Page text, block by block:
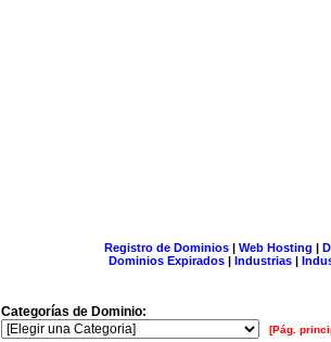
Registro de Dominios| Web Hosting |
Dominios Expirados | Industrias |
Categorías de Dominio:
[Pág.